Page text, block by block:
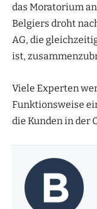
das Moratorium
Belgiers droht
AG, die
ist,
Viele Experten
Funktionsweise
die Kunden in der